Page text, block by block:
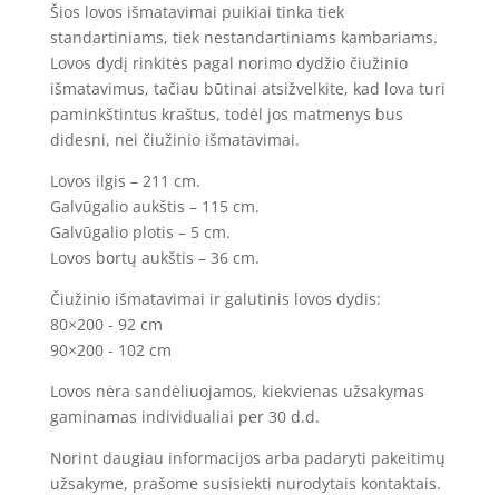
Šios lovos išmatavimai puikiai tinka tiek
standartiniams, tiek nestandartiniams kambariams.
Lovos dydį rinkitės pagal norimo dydžio čiužinio
išmatavimus, tačiau būtinai atsižvelkite, kad lova turi
paminkštintus kraštus, todėl jos matmenys bus
didesni, nei čiužinio išmatavimai.
Lovos ilgis – 211 cm.
Galvūgalio aukštis – 115 cm.
Galvūgalio plotis – 5 cm.
Lovos bortų aukštis – 36 cm.
Čiužinio išmatavimai ir galutinis lovos dydis:
80×200 - 92 cm
90×200 - 102 cm
Lovos nėra sandėliuojamos, kiekvienas užsakymas
gaminamas individualiai per 30 d.d.
Norint daugiau informacijos arba padaryti pakeitimų
užsakyme, prašome susisiekti nurodytais kontaktais.